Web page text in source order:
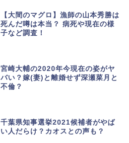
【大間のマグロ】漁師の山本秀勝は
死んだ噂は本当？ 病死や現在の様
子など調査！
宮崎大輔の2020年今現在の姿がヤ
バい？嫁(妻)と離婚せず深瀬菜月と
不倫？
千葉県知事選挙2021候補者がやば
い人だらけ？カオスとの声も？